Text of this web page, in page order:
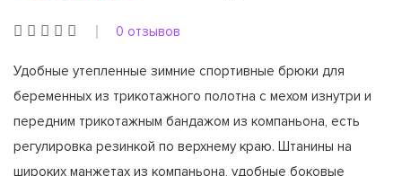
0 отзывов
Удобные утепленные зимние спортивные брюки для
беременных из трикотажного полотна с мехом изнутри и
передним трикотажным бандажом из компаньона, есть
регулировка резинкой по верхнему краю. Штанины на
широких манжетах из компаньона, удобные боковые